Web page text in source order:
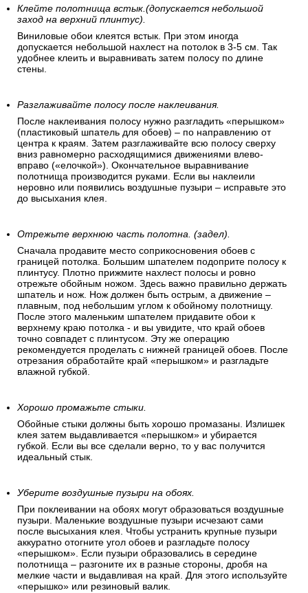
Клейте полотнища встык.(допускается небольшой
заход на верхний плинтус).
Виниловые обои клеятся встык. При этом иногда
допускается небольшой нахлест на потолок в 3-5 см. Так
удобнее клеить и выравнивать затем полосу по длине
стены.
Разглаживайте полосу после наклеивания.
После наклеивания полосу нужно разгладить «перышком»
(пластиковый шпатель для обоев) – по направлению от
центра к краям. Затем разглаживайте всю полосу сверху
вниз равномерно расходящимися движениями влево-
вправо («елочкой»). Окончательное выравнивание
полотнища производится руками. Если вы наклеили
неровно или появились воздушные пузыри – исправьте это
до высыхания клея.
Отрежьте верхнюю часть полотна. (задел).
Сначала продавите место соприкосновения обоев с
границей потолка. Большим шпателем подоприте полосу к
плинтусу. Плотно прижмите нахлест полосы и ровно
отрежьте обойным ножом. Здесь важно правильно держать
шпатель и нож. Нож должен быть острым, а движение –
плавным, под небольшим углом к обойному полотнищу.
После этого маленьким шпателем придавите обои к
верхнему краю потолка - и вы увидите, что край обоев
точно совпадет с плинтусом. Эту же операцию
рекомендуется проделать с нижней границей обоев. После
отрезания обработайте край «перышком» и разгладьте
влажной губкой.
Хорошо промажьте стыки.
Обойные стыки должны быть хорошо промазаны. Излишек
клея затем выдавливается «перышком» и убирается
губкой. Если вы все сделали верно, то у вас получится
идеальный стык.
Уберите воздушные пузыри на обоях.
При поклеивании на обоях могут образоваться воздушные
пузыри. Маленькие воздушные пузыри исчезают сами
после высыхания клея. Чтобы устранить крупные пузыри
аккуратно отогните угол обоев и разгладьте полосу
«перышком». Если пузыри образовались в середине
полотнища – разгоните их в разные стороны, дробя на
мелкие части и выдавливая на край. Для этого используйте
«перышко» или резиновый валик.